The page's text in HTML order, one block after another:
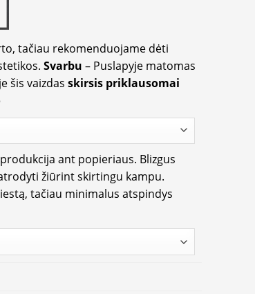
tačiau rekomenduojame dėti
Svarbu – Puslapyje matomas
šis vaizdas skirsis priklausomai
ant popieriaus. Blizgus
žiūrint skirtingu kampu.
tačiau minimalus atspindys